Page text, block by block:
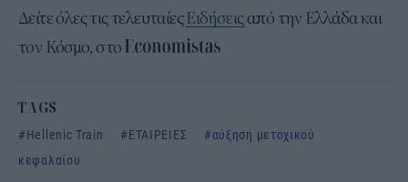
Δείτε όλες τις τελευταίεςΕιδήσειςαπό την Ελλάδα και
τον Κόσμο, στο
TAGS
Hellenic Train
ΕΤΑΙΡΕΙΕΣ
αύξηση μετοχικού
κεφαλαίου